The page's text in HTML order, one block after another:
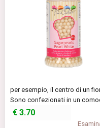
per esempio, il centro di un
Sono confezionati in un
€ 3.70